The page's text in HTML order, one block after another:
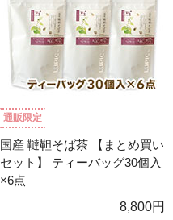
通販限定
国産 韃靼そば茶 【まとめ買い
セット】 ティーバッグ30個入
×6点
8,800円